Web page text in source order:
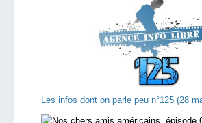
Les infos dont on parle peu n°125 (28